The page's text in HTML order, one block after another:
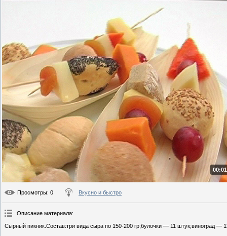
Просмотры: 0 Вкусно и быстро
Описание материала:
Сырный пикник.Состав:три вида сыра по 150-200 гр;булочки — 11 штук;виноград —